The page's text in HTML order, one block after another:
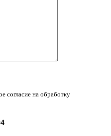
согласие на обработку